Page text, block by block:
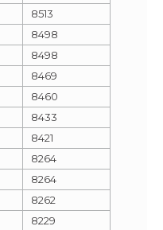
8513
8498
8498
8469
8460
8433
8421
8264
8264
8262
8229